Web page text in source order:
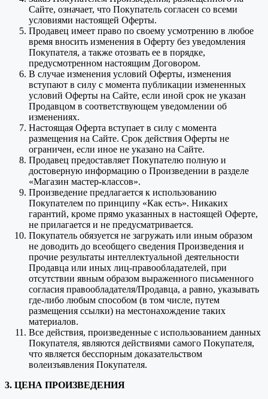
Сайте, означает, что Покупатель согласен со всеми
условиями настоящей Оферты.
Продавец имеет право по своему усмотрению в любое
время вносить изменения в Оферту без уведомления
Покупателя, а также отозвать ее в порядке,
предусмотренном настоящим Договором.
В случае изменения условий Оферты, изменения
вступают в силу с момента публикации измененных
условий Оферты на Сайте, если иной срок не указан
Продавцом в соответствующем уведомлении об
изменениях.
Настоящая Оферта вступает в силу с момента
размещения на Сайте. Срок действия Оферты не
ограничен, если иное не указано на Сайте.
Продавец предоставляет Покупателю полную и
достоверную информацию о Произведении в разделе
«Магазин мастер-классов».
Произведение предлагается к использованию
Покупателем по принципу «Как есть». Никаких
гарантий, кроме прямо указанных в настоящей Оферте,
не прилагается и не предусматривается.
Покупатель обязуется не загружать или иным образом
не доводить до всеобщего сведения Произведения и
прочие результаты интеллектуальной деятельности
Продавца или иных лиц-правообладателей, при
отсутствии явным образом выраженного письменного
согласия правообладателя/Продавца, а равно, указывать
где-либо любым способом (в том числе, путем
размещения ссылки) на местонахождение таких
материалов.
Все действия, произведенные с использованием данных
Покупателя, являются действиями самого Покупателя,
что является бесспорным доказательством
волеизъявления Покупателя.
3. ЦЕНА ПРОИЗВЕДЕНИЯ